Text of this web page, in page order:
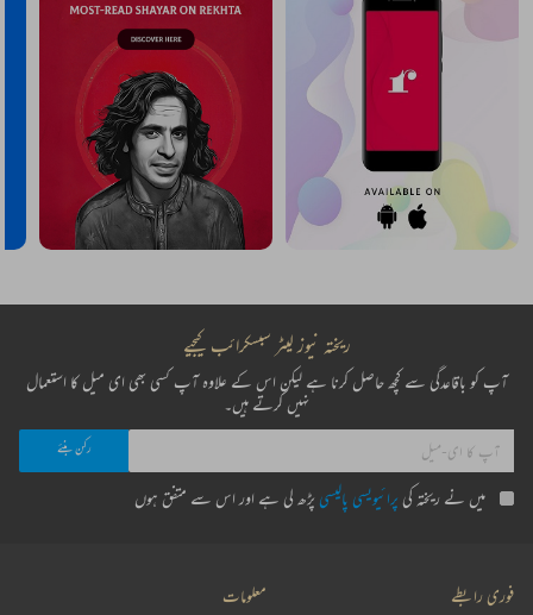
ریختہ نیوز لیٹر سبسکرائب کیجیے
آپ کو باقاعدگی سے کچھ حاصل کرنا ہے لیکن اس کے علاوہ آپ کسی بھی ای میل کا استعمال
نہیں کرتے ہیں۔
میں نے ریختہ کی پرائیویسی پالیسی پڑھ لی ہے اور اس سے متفق ہوں
فوری رابطے معلومات